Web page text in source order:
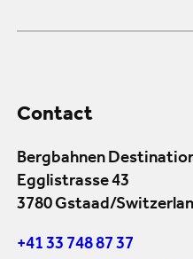
Contact
Bergbahnen
Egglistrasse 43
3780 Gstaad/
+41 33 748 87 37